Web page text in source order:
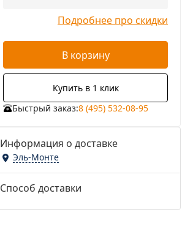
Подробнее про скидки
В корзину
Купить в 1 клик
Быстрый заказ:8 (495) 532-08-95
Информация о доставке
Эль-Монте
Способ доставки